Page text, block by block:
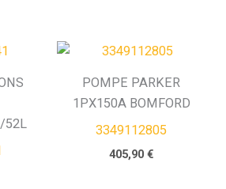
52L
POMPE PARKER
1PX150A BOMFORD
3349112805
405,90 €